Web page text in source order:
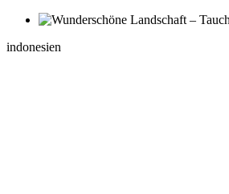
indonesien